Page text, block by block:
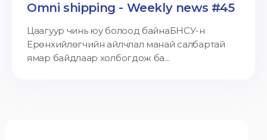
Omni shipping - Weekly news #45
Цаагуур чинь юу болоод байнаБНСУ-н
Ерөнхийлөгчийн айлчлал манай салбартай
ямар байдлаар холбогдож ба...